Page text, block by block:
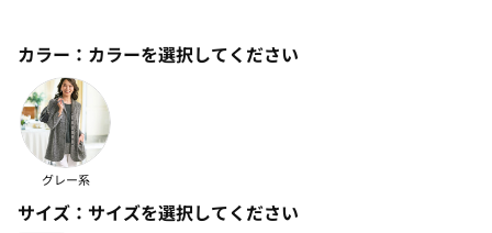
カラー： カラーを選択してください
グレー系
サイズ： サイズを選択してください